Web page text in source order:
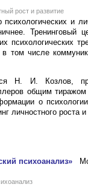
рост и развитие
и
Тренинговый
психологических
том числе
Н. И. Козлов,
общим
о
личностного роста и
психоанализ»